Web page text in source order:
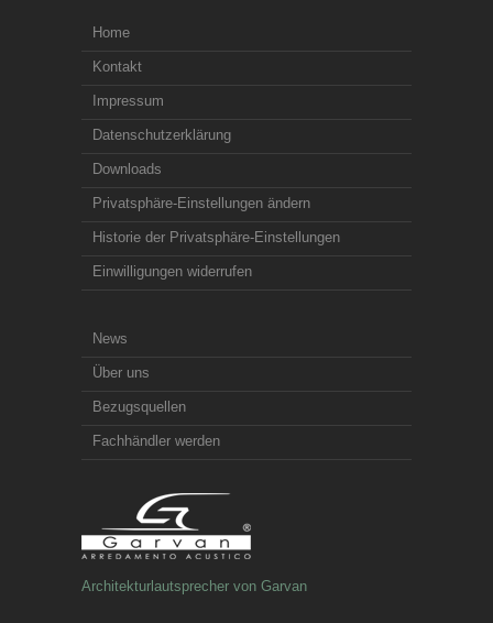
Home
Kontakt
Impressum
Datenschutzerklärung
Downloads
Privatsphäre-Einstellungen ändern
Historie der Privatsphäre-Einstellungen
Einwilligungen widerrufen
News
Über uns
Bezugsquellen
Fachhändler werden
Architekturlautsprecher von Garvan